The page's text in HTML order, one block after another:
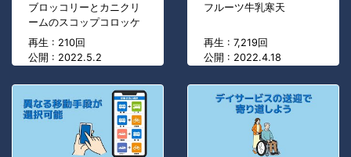
ブロッコリーとカニクリ
ームのスコップコロッケ
再生 : 210回
公開 : 2022.5.2
フルーツ牛乳寒天
再生 : 7,219回
公開 : 2022.4.18